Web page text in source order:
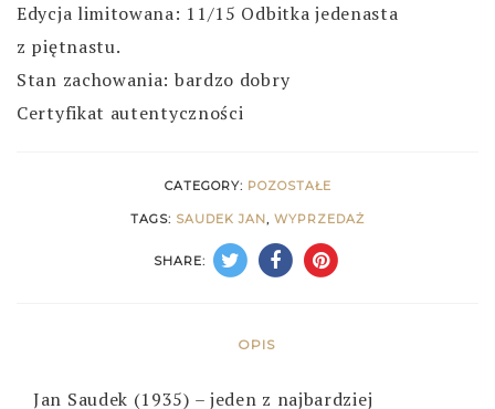
Edycja limitowana: 11/15 Odbitka jedenasta
z piętnastu.
Stan zachowania: bardzo dobry
Certyfikat autentyczności
CATEGORY: POZOSTAŁE
TAGS: SAUDEK JAN, WYPRZEDAŻ
SHARE:
OPIS
Jan Saudek (1935) – jeden z najbardziej